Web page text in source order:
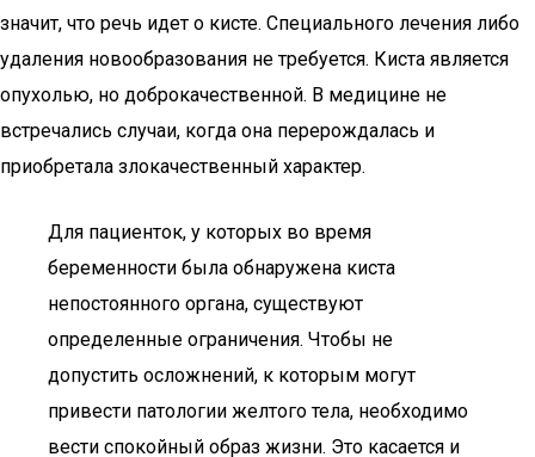
значит, что речь идет о кисте. Специального лечения либо
удаления новообразования не требуется. Киста является
опухолью, но доброкачественной. В медицине не
встречались случаи, когда она перерождалась и
приобретала злокачественный характер.
Для пациенток, у которых во время
беременности была обнаружена киста
непостоянного органа, существуют
определенные ограничения. Чтобы не
допустить осложнений, к которым могут
привести патологии желтого тела, необходимо
вести спокойный образ жизни. Это касается и